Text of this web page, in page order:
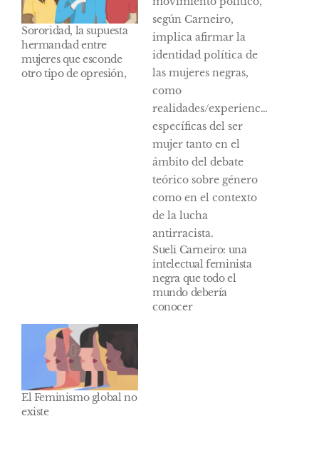
Sororidad, la supuesta
hermandad entre
mujeres que esconde
otro tipo de opresión,
Sueli Carneiro: una
intelectual feminista
negra que todo el
mundo debería
conocer
El Feminismo global no
existe